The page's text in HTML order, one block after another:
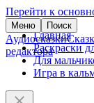
Перейти к
Меню Поиск
Аудиосказки
редактора
Главная
Раскраски
Для
Игра в